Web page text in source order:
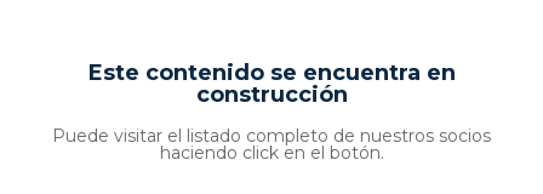
Este contenido se encuentra en
construcción
Puede visitar el listado completo de nuestros socios
haciendo click en el botón.